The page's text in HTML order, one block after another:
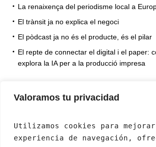
Valoramos tu privacidad
Utilizamos cookies para
experiencia de navegación,
La renaixença del periodisme local a
El trànsit ja no explica el negoci
El pòdcast ja no és el producte, és el pilar
El repte de connectar el digital i el paper:
explora la IA per a la producció impresa